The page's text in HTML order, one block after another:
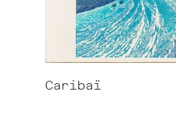
Caribaï